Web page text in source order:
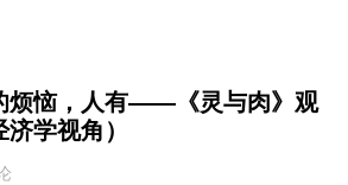
烦恼，人有——《灵与肉》观
学视角）